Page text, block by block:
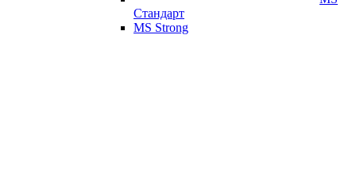
Стандарт
MS Strong